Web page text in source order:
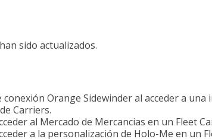
sido actualizados.
Orange Sidewinder al acceder a una
Carriers.
al Mercado de Mercancias en un Fleet
a la personalización de Holo-Me en un